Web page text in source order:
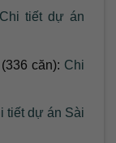
Chi tiết dự án
(336 căn): Chi
tiết dự án Sài